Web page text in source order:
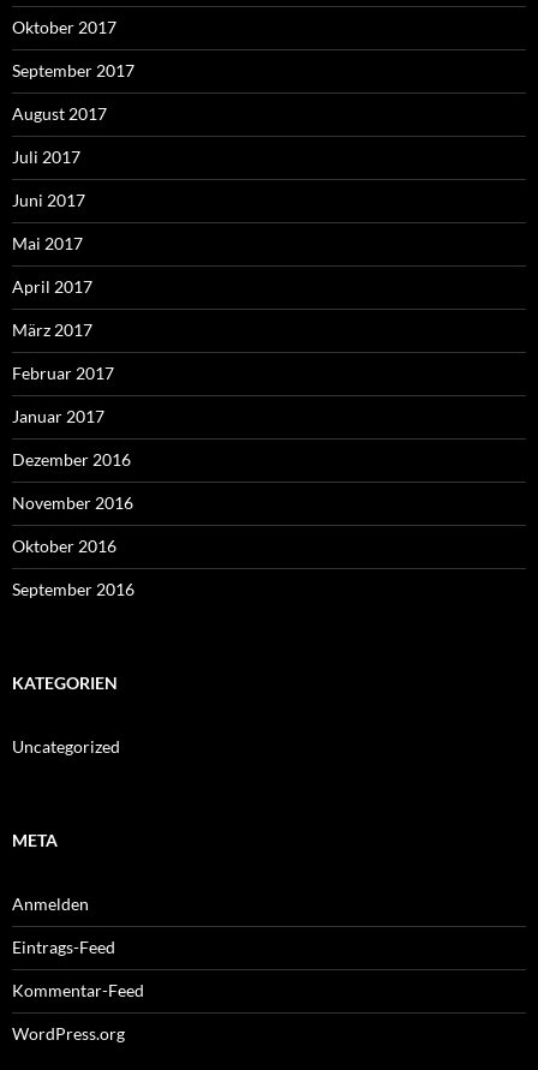
Oktober 2017
September 2017
August 2017
Juli 2017
Juni 2017
Mai 2017
April 2017
März 2017
Februar 2017
Januar 2017
Dezember 2016
November 2016
Oktober 2016
September 2016
KATEGORIEN
Uncategorized
META
Anmelden
Eintrags-Feed
Kommentar-Feed
WordPress.org